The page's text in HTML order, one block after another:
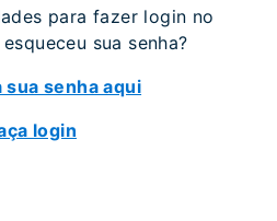
para fazer login no
sua senha?
sua senha aqui
login